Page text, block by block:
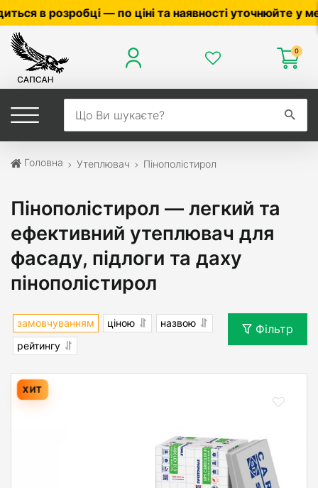
наявності уточнюйте у менеджера ☎0503056010 ,
0
Головна Утеплювач Пінополістирол
Пінополістирол — легкий та
ефективний утеплювач для
фасаду, підлоги та даху
пінополістирол
замовчуванням ціною
назвою
рейтингу
Фільтр
ХИТ